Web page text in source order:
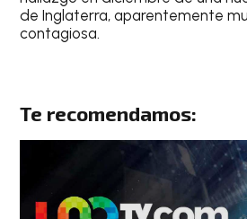
de Inglaterra, aparentemente
contagiosa.
Te recomendamos: